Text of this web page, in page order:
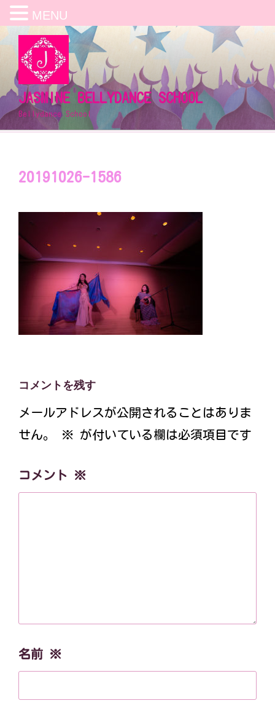
コ
ン
ツ
ス
キ
JASMINE BELLYDANCE SCHOOL
Bellydance School
20191026-1586
コメントを残す
メールアドレスが公開されることはありま
せん。
※ が付いている欄は必須項目です
コメント ※
名前 ※
MENU